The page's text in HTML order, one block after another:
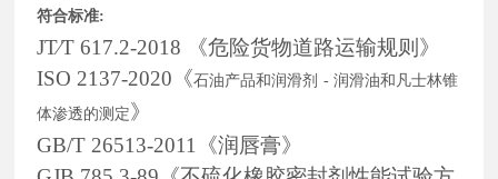
符合标准:
JT∕T 617.2-2018 《危险货物道路运输规则》
ISO 2137-2020《石油产品和润滑剂 - 润滑油和凡士林锥
体渗透的测定》
GB/T 26513-2011《润唇膏》